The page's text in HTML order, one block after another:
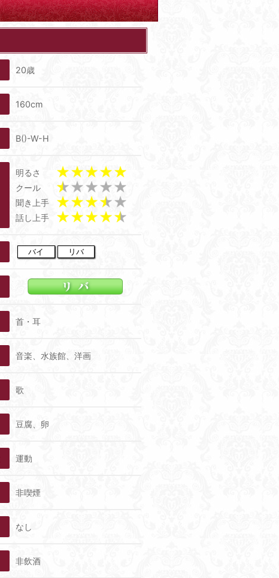
20歳
160cm
B()-W-H
明るさ
クール
聞き上手
話し上手
バイ リバ
首・耳
音楽、水族館、洋画
歌
豆腐、卵
運動
非喫煙
なし
非飲酒